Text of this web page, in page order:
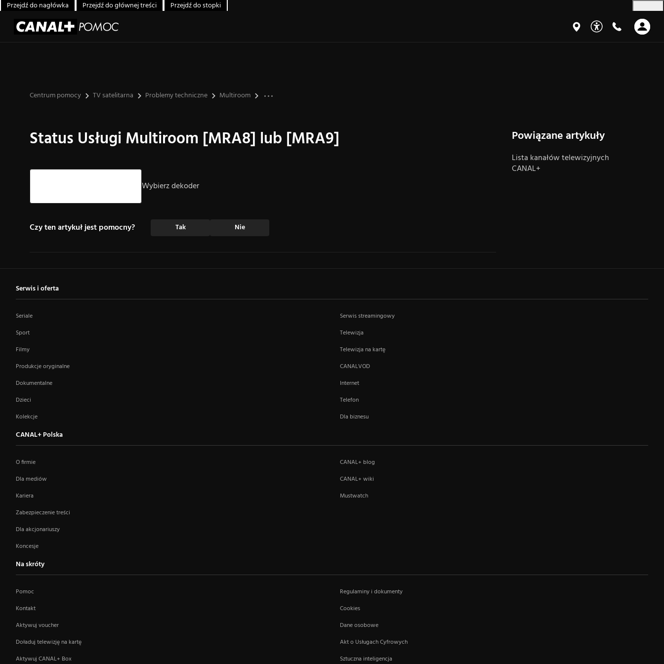
Przejdź do nagłówka Przejdź do głównej treści Przejdź do stopki
Centrum pomocy TV satelitarna Problemy techniczne Multiroom
Status Usługi Multiroom [MRA8] lub [MRA9]
Wybierz dekoder
Strzałki góra/dół – nawigacja, Enter – wybór.
Czy ten artykuł jest pomocny? Tak Nie
Powiązane artykuły
Lista kanałów telewizyjnych
CANAL+
Serwis i oferta
Seriale
Sport
Filmy
Produkcje oryginalne
Dokumentalne
Dzieci
Kolekcje
Serwis streamingowy
Telewizja
Telewizja na kartę
CANALVOD
Internet
Telefon
Dla biznesu
CANAL+ Polska
O firmie
Dla mediów
Kariera
Zabezpieczenie treści
Dla akcjonariuszy
Koncesje
CANAL+ blog
CANAL+ wiki
Mustwatch
Na skróty
Pomoc
Kontakt
Aktywuj voucher
Doładuj telewizję na kartę
Aktywuj CANAL+ Box
Regulaminy i dokumenty
Cookies
Dane osobowe
Akt o Usługach Cyfrowych
Sztuczna inteligencja